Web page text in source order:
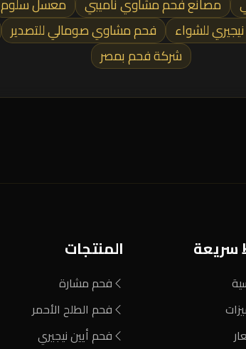
للشواء فحم مشاوي صومالي للتصدير
شركة فحم بمصر
سريعة المنتجات
فحم مشارة
فحم الطلح الأحمر
فحم أيين نيجيري